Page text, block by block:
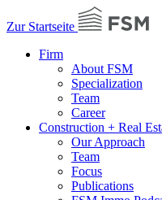
Zur Startseite
Firm
About FSM
Specialization
Team
Career
Construction + Real
Our Approach
Team
Focus
Publications